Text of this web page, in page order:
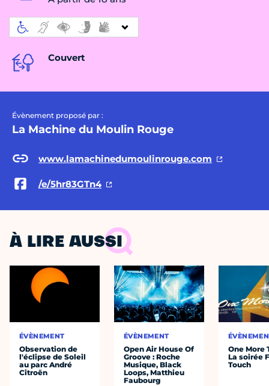
Couvert
Évènement proposé par :
La Machine du Moulin Rouge
www.lamachinedumoulinrouge.com
/e/5hr83GTn4
À LIRE AUSSI
ÉVÈNEMENT
Observation de
l'éclipse de Soleil
au parc André
Citroën
ÉVÈNEMENT
Open Air House Of
Groove : Roche
Musique, Black
Loops, Matthieu
Faubourg
One More
La soirée
Touch